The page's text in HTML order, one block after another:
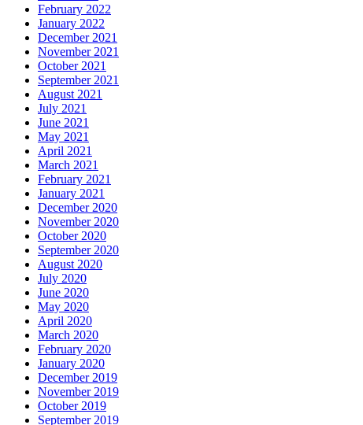
February 2022
January 2022
December 2021
November 2021
October 2021
September 2021
August 2021
July 2021
June 2021
May 2021
April 2021
March 2021
February 2021
January 2021
December 2020
November 2020
October 2020
September 2020
August 2020
July 2020
June 2020
May 2020
April 2020
March 2020
February 2020
January 2020
December 2019
November 2019
October 2019
September 2019